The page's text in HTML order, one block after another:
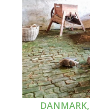
DANMARK,